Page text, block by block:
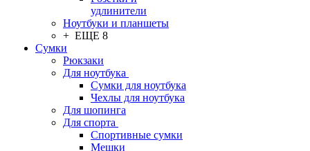
удлинители
Ноутбуки и планшеты
+ ЕЩЕ 8
Сумки
Рюкзаки
Для ноутбука
Сумки для ноутбука
Чехлы для ноутбука
Для шопинга
Для спорта
Спортивные сумки
Мешки